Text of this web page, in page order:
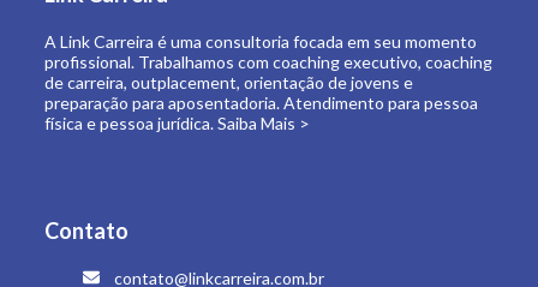
Contato
Mapa do site